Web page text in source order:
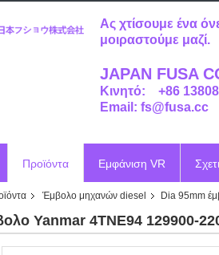
Ας χτίσουμε ένα
μοιραστούμε μαζί.
JAPAN FUSA
Κινητό: +86
Email: fs@fusa.cc
Προϊόντα Εμφάνιση VR
Vr
Έμβολο μηχανών diesel Dia 95mm
Yanmar 4TNE94 129900-